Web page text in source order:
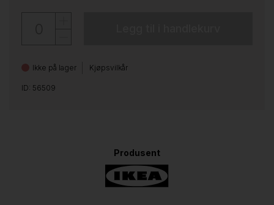
Ikke på lager Kjøpsvilkår
ID: 56509
Produsent